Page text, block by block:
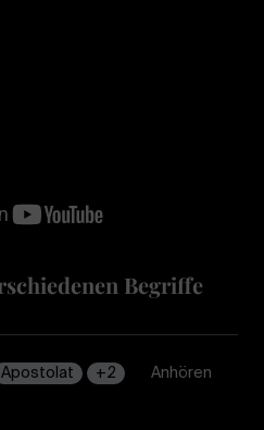
Begriffe
Apostolat +2 Anhören